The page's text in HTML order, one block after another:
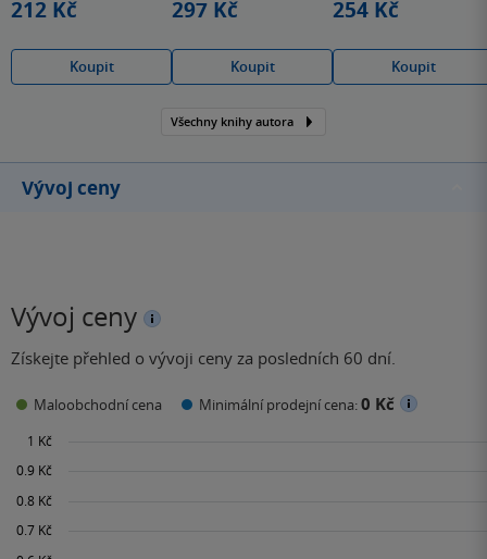
212 Kč
Koupit
297 Kč
Koupit
254 Kč
Koupit
Všechny knihy autora
Vývoj ceny
Vývoj ceny
Získejte přehled o vývoji ceny za posledních 60 dní.
Maloobchodní cena Minimální prodejní cena:0 Kč